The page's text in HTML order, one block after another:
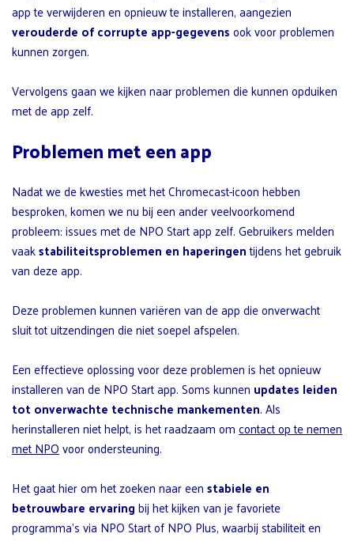
app te verwijderen en opnieuw te installeren, aangezien
verouderde of corrupte app-gegevensook voor problemen
kunnen zorgen.
Vervolgens gaan we kijken naar problemen die kunnen opduiken
met de app zelf.
Problemen met een app
Nadat we de kwesties met het Chromecast-icoon hebben
besproken, komen we nu bij een ander veelvoorkomend
probleem: issues met de NPO Start app zelf. Gebruikers melden
vaakstabiliteitsproblemen en haperingentijdens het gebruik
van deze app.
Deze problemen kunnen variëren van de app die onverwacht
sluit tot uitzendingen die niet soepel afspelen.
Een effectieve oplossing voor deze problemen is het opnieuw
installeren van de NPO Start app. Soms kunnen updates leiden
tot onverwachte technische mankementen. Als
herinstalleren niet helpt, is het raadzaam omcontact op te nemen
met NPOvoor ondersteuning.
Het gaat hier om het zoeken naar eenstabiele en
betrouwbare ervaringbij het kijken van je favoriete
programma’s via NPO Start of NPO Plus, waarbij stabiliteit en